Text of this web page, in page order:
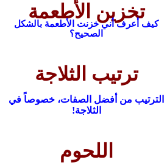
تخزين الأطعمة
كيف أعرف أني خزنت الأطعمة بالشكل
الصحيح؟
ترتيب الثلاجة
الترتيب من أفضل الصفات، خصوصاً في
الثلاجة!
اللحوم